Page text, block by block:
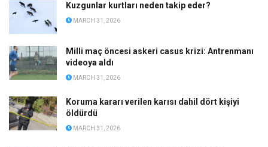
Kuzgunlar kurtları neden takip eder?
MARCH 31, 2026
Milli maç öncesi askeri casus krizi: Antrenmanı
videoya aldı
MARCH 31, 2026
Koruma kararı verilen karısı dahil dört kişiyi
öldürdü
MARCH 31, 2026